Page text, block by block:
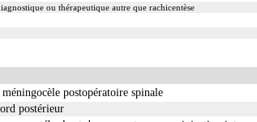
ou thérapeutique autre que rachicentèse
postopératoire spinale
postérieur